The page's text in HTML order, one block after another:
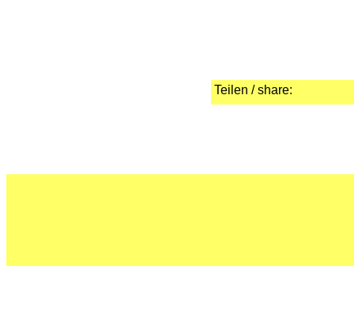
Teilen / share: